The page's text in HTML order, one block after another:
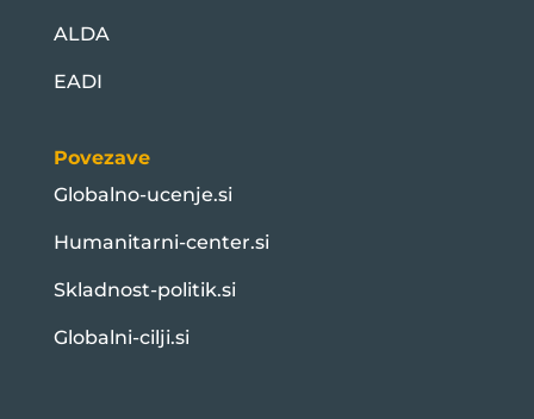
ALDA
EADI
Povezave
Globalno-ucenje.si
Humanitarni-center.si
Skladnost-politik.si
Globalni-cilji.si